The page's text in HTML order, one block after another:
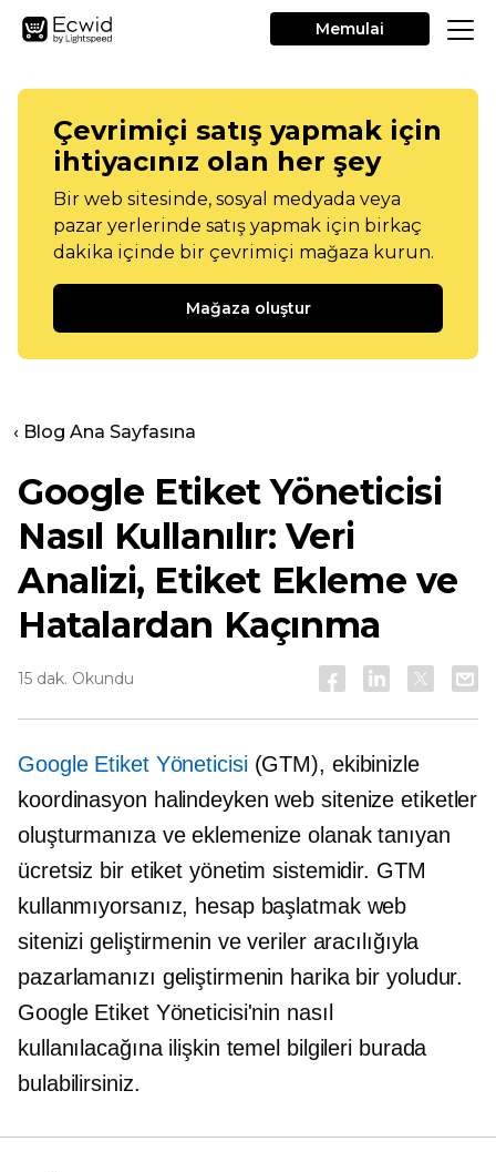
Memulai
Çevrimiçi satış yapmak için
ihtiyacınız olan her şey
Bir web sitesinde, sosyal medyada veya
pazar yerlerinde satış yapmak için birkaç
dakika içinde bir çevrimiçi mağaza kurun.
Mağaza oluştur
‹ Blog Ana Sayfasına
Google Etiket Yöneticisi
Nasıl Kullanılır: Veri
Analizi, Etiket Ekleme ve
Hatalardan Kaçınma
15 dak. Okundu
Google Etiket Yöneticisi(GTM), ekibinizle
koordinasyon halindeyken web sitenize etiketler
oluşturmanıza ve eklemenize olanak tanıyan
ücretsiz bir etiket yönetim sistemidir. GTM
kullanmıyorsanız, hesap başlatmak web
sitenizi geliştirmenin ve veriler aracılığıyla
pazarlamanızı geliştirmenin harika bir yoludur.
Google Etiket Yöneticisi'nin nasıl
kullanılacağına ilişkin temel bilgileri burada
bulabilirsiniz.